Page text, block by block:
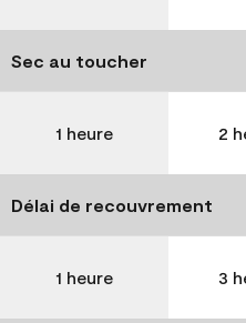
Sec au toucher
1 heure 2
Délai de recouvrement
1 heure 3